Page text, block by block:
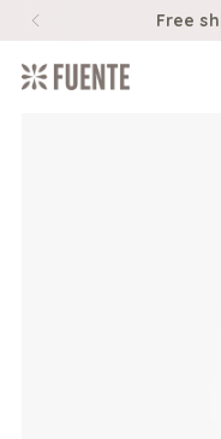
Free